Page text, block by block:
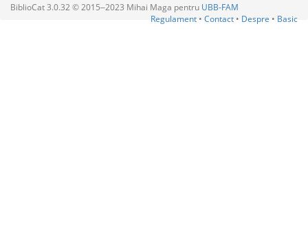
BiblioCat 3.0.32 © 2015‒2023 Mihai Maga pentru UBB-FAM
Regulament • Contact • Despre • Basic